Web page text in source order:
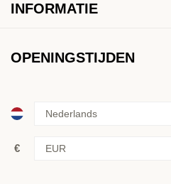
INFORMATIE
OPENINGSTIJDEN
€